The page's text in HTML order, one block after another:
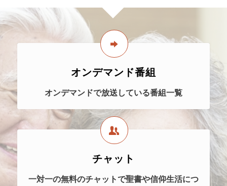
オンデマンド番組
オンデマンドで放送している番組一覧
チャット
一対一の無料のチャットで聖書や信仰生活につ